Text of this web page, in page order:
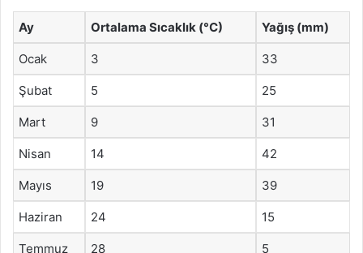
Ay Ortalama Sıcaklık (°C) Yağış (mm)
Ocak 3 33
Şubat 5 25
Mart 9 31
Nisan 14 42
Mayıs 19 39
Haziran 24 15
Temmuz 28 5